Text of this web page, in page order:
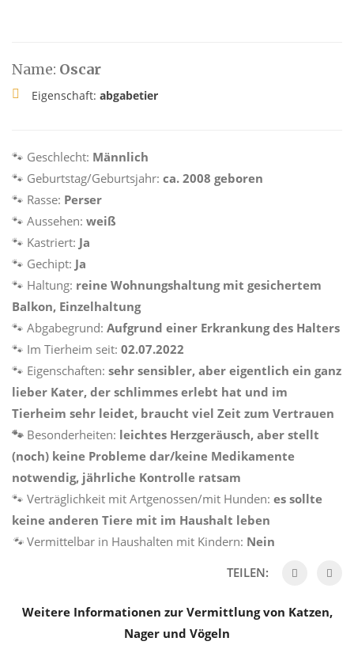
Name: Oscar
Eigenschaft: abgabetier
🐾 Geschlecht: Männlich
🐾 Geburtstag/Geburtsjahr: ca. 2008 geboren
🐾 Rasse: Perser
🐾 Aussehen: weiß
🐾 Kastriert: Ja
🐾 Gechipt: Ja
🐾 Haltung: reine Wohnungshaltung mit gesichertem
Balkon, Einzelhaltung
🐾 Abgabegrund: Aufgrund einer Erkrankung des Halters
🐾 Im Tierheim seit: 02.07.2022
🐾 Eigenschaften: sehr sensibler, aber eigentlich ein ganz
lieber Kater, der schlimmes erlebt hat und im
Tierheim sehr leidet, braucht viel Zeit zum Vertrauen
🐾 Besonderheiten: leichtes Herzgeräusch, aber stellt
(noch) keine Probleme dar/keine Medikamente
notwendig, jährliche Kontrolle ratsam
🐾 Verträglichkeit mit Artgenossen/mit Hunden: es sollte
keine anderen Tiere mit im Haushalt leben
🐾 Vermittelbar in Haushalten mit Kindern: Nein
TEILEN:
Weitere Informationen zur Vermittlung von Katzen,
Nager und Vögeln